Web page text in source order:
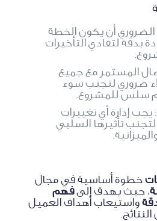
أن يكون الخطة
بدقة لتفادي التأخيرات
المستمر مع جميع
ضروري لتجنب سوء
سلس للمشروع.
إدارة أي تغييرات
تأثيرها السلبي
خطوة أساسية في مجال
، حيث يهدف إلىفهم
واستيعاب أهداف العميل